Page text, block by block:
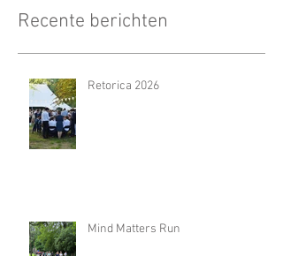
Recente berichten
Retorica 2026
Mind Matters Run